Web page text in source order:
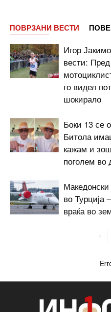
ПОВРЗАНИ ВЕСТИ
Игор
вести:
го видел
шокирало
Боки 13 се
Битола
кажам и
поголем во
во Турција
враќа во